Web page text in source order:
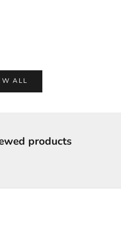
ALL
products